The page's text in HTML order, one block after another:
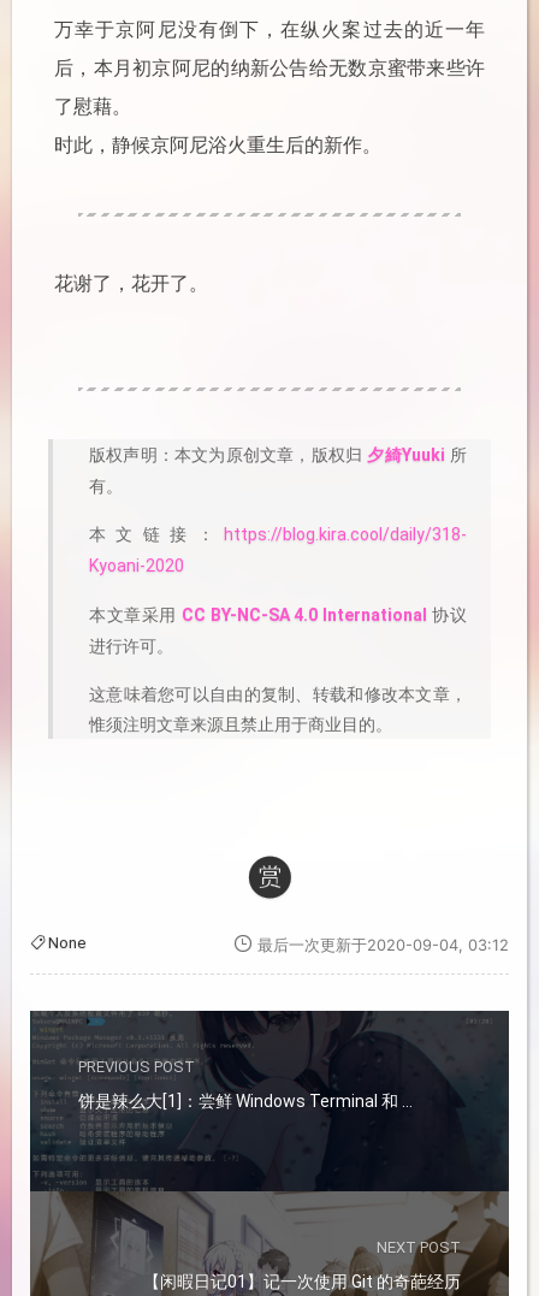
万幸于京阿尼没有倒下，在纵火案过去的近一年
后，本月初京阿尼的纳新公告给无数京蜜带来些许
了慰藉。
时此，静候京阿尼浴火重生后的新作。
花谢了，花开了。
版权声明：本文为原创文章，版权归 夕綺Yuuki 所
有。
本文链接：
https://blog.kira.cool/daily/318-
Kyoani-2020
本文章采用 CC BY-NC-SA 4.0 International 协议
进行许可。
这意味着您可以自由的复制、转载和修改本文章，
惟须注明文章来源且禁止用于商业目的。
None 最后一次更新于2020-09-04, 03:12
PREVIOUS POST
NEXT POST
【闲暇日记01】记一次使用 Git 的奇葩经历